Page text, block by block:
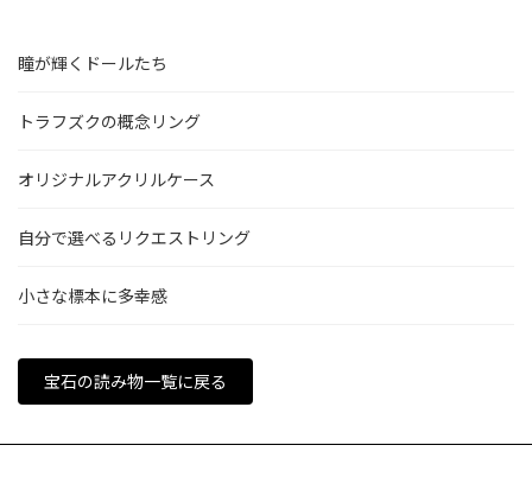
瞳が輝くドールたち
トラフズクの概念リング
オリジナルアクリルケース
自分で選べるリクエストリング
小さな標本に多幸感
宝石の読み物一覧に戻る